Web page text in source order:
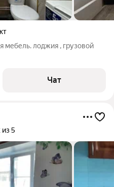
мебель. лоджия , грузовой
Чат
из 5